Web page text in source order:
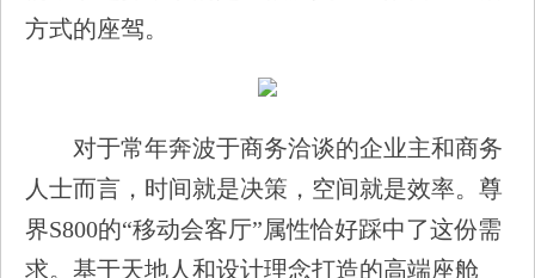
方式的座驾。
对于常年奔波于商务洽谈的企业主和商务
人士而言，时间就是决策，空间就是效率。尊
界S800的“移动会客厅”属性恰好踩中了这份需
求。基于天地人和设计理念打造的高端座舱